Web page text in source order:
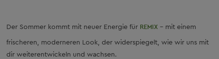
Der Sommer kommt mit neuer Energie für REMIX – mit einem
frischeren, moderneren Look, der widerspiegelt, wie wir uns mit
dir weiterentwickeln und wachsen.